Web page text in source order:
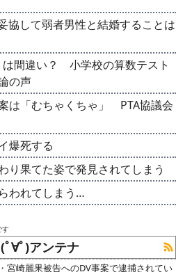
協して弱者男性と結婚することは
は間違い？ 小学校の算数テスト
の声
は「むちゃくちゃ」 PTA協議会
爆死する
り果てた姿で発見されてしまう
われてしまう…
す
ﾟ∀ﾟ)アンテナ
宮崎麗果被告へのDV事案で逮捕されてい